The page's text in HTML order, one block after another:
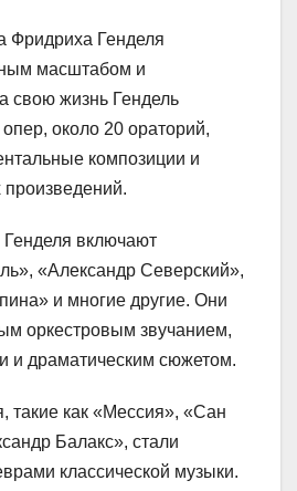
Фридриха Генделя
масштабом и
свою жизнь Гендель
около 20 ораторий,
композиции и
произведений.
включают
«Александр Северский»,
и многие другие. Они
оркестровым звучанием,
и драматическим сюжетом.
такие как «Мессия», «Сан
Балакс», стали
классической музыки.